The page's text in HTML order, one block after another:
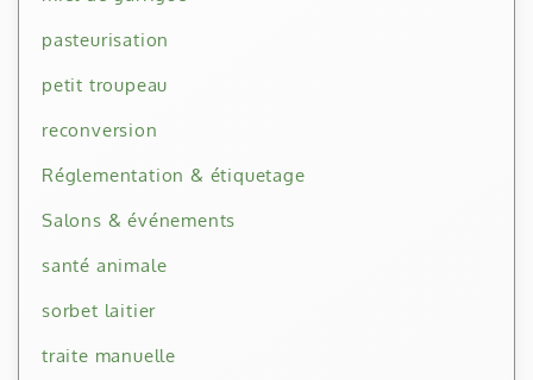
pasteurisation
petit troupeau
reconversion
Réglementation & étiquetage
Salons & événements
santé animale
sorbet laitier
traite manuelle